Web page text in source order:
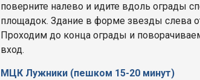
поверните налево и идите вдоль ограды
площадок. Здание в форме звезды слева
Проходим до конца ограды и
вход.
МЦК Лужники (пешком 15-20 минут)